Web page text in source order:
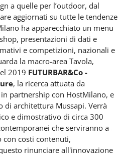
a quelle per l’outdoor, dal
aggiornati su tutte le tendenze
ha apparecchiato un menu
presentazioni di dati e
e competizioni, nazionali e
la macro-area Tavola,
2019 FUTURBAR&Co -
, la ricerca attuata da
partnership con HostMilano, e
di architettura Mussapi. Verrà
e dimostrativo di circa 300
che serviranno a
con costi contenuti,
rinunciare all'innovazione